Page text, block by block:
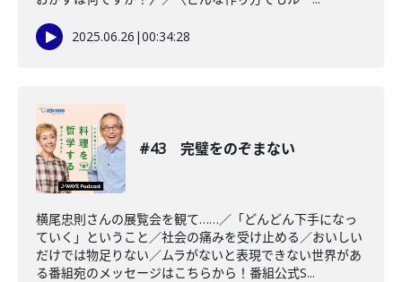
2025.06.26 |00:34:28
#43 完璧をのぞまない
横尾忠則さんの展覧会を観て……／「どんどん下手になっ
ていく」ということ／社会の痛みを受け止める／おいしい
だけでは物足りない／ムラがないと表現できない世界があ
る番組宛のメッセージはこちらから！番組公式S...